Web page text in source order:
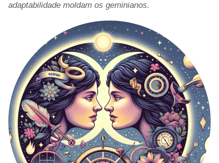
adaptabilidade moldam os geminianos.